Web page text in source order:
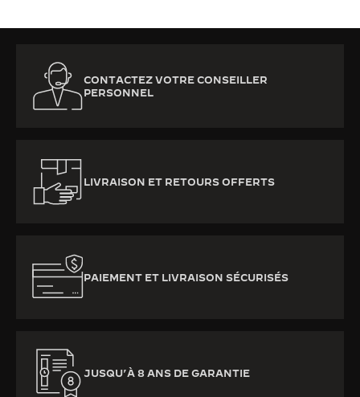
CONTACTEZ VOTRE CONSEILLER
PERSONNEL
LIVRAISON ET RETOURS OFFERTS
PAIEMENT ET LIVRAISON SÉCURISÉS
JUSQU’À 8 ANS DE GARANTIE